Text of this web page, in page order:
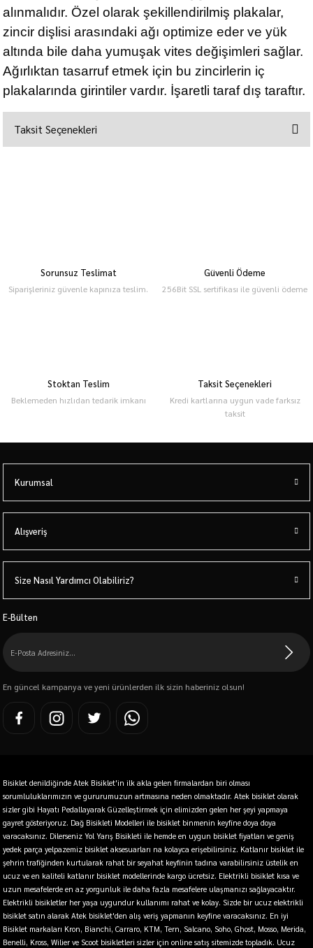
alınmalıdır. Özel olarak şekillendirilmiş plakalar,
zincir dişlisi arasındaki ağı optimize eder ve yük
altında bile daha yumuşak vites değişimleri sağlar.
Ağırlıktan tasarruf etmek için bu zincirlerin iç
plakalarında girintiler vardır. İşaretli taraf dış taraftır.
Taksit Seçenekleri
Sorunsuz Teslimat
Siparişleriniz güvenle kapınıza teslim.
Güvenli Ödeme
256Bit SSL sertifikası ile güvenli ödeme
Stoktan Teslim
Beklemeden hızlıdan tedarik imkanı
Taksit Seçenekleri
Kredi kartlarına uygun vade farksız
taksit
Kurumsal
Alışveriş
Size Nasıl Yardımcı Olabiliriz?
E-Bülten
En güncel kampanya ve yeni ürünlerden ilk sizin haberiniz olsun!
Bisiklet denildiğinde Atek Bisiklet'in ilk akla gelen firmalardan biri olması
sorumluluklarımızın ve gururumuzun artmasına neden olmaktadır. Atek bisiklet olarak
sizler gibi Hayatı Pedallayarak Güzelleştirmek için elimizden gelen her şeyi yapmaya
gayret gösteriyoruz. Dağ Bisikleti Modelleri ile bisiklet binmenin keyfine doya doya
varacaksınız. Dilerseniz Yol Yarış Bisikleti ile hemde en uygun bisiklet fiyatları ve geniş
yedek parça yelpazemiz bisiklet aksesuarları na kolayca erişebilirsiniz. Katlanır bisiklet ile
şehrin trafiğinden kurtularak rahat bir seyahat keyfinin tadına varabilirsiniz üstelik en
ucuz ve en kaliteli katlanır bisiklet modellerinde kargo ücretsiz. Elektrikli bisiklet kısa ve
uzun mesafelerde en az yorgunluk ile daha fazla mesafelere ulaşmanızı sağlayacaktır.
Elektrikli bisikletler her yaşa uygundur kullanımı rahat ve kolay. Sizde bir ucuz elektrikli
bisiklet satın alarak Atek bisiklet'den alış veriş yapmanın keyfine varacaksınız. En iyi
Bisiklet markaları Kron, Bianchi, Carraro, KTM, Tern, Salcano, Soho, Ghost, Mosso, Merida,
Benelli, Kross, Wilier ve Scoot bisikletleri sizler için online satış sitemizde topladık. Ucuz